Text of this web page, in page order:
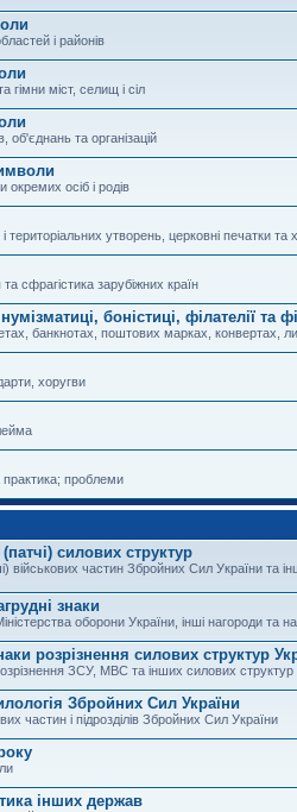
і районів
гімни міст, селищ і сіл
об'єднань та організацій
окремих осіб і родів
територіальних утворень, церковні печатки та
сфрагістика зарубіжних країн
боністиці, філателії та
банкнотах, поштових марках, конвертах,
хоругви
практика; проблеми
силових структур
військових частин Збройних Сил України та
знаки
оборони України, інші нагороди та
розрізнення силових структур
ЗСУ, МВС та інших силових структур
Збройних Сил України
частин і підрозділів Збройних Сил України
інших держав